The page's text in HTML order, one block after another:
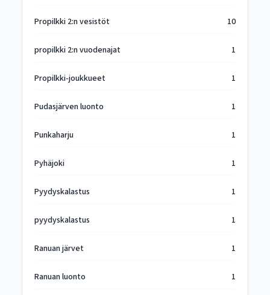
Propilkki 2:n vesistöt 10
propilkki 2:n vuodenajat 1
Propilkki-joukkueet 1
Pudasjärven luonto 1
Punkaharju 1
Pyhäjoki 1
Pyydyskalastus 1
pyydyskalastus 1
Ranuan järvet 1
Ranuan luonto 1